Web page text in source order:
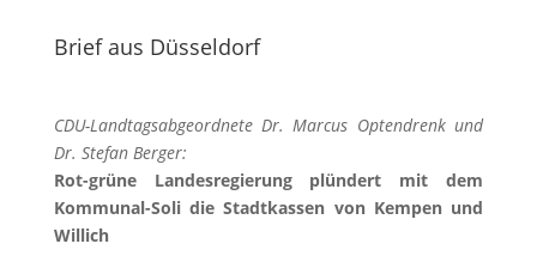
Brief aus Düsseldorf
CDU-Landtagsabgeordnete Dr. Marcus Optendrenk und
Dr. Stefan Berger:
Rot-grüne Landesregierung plündert mit dem
Kommunal-Soli die Stadtkassen von Kempen und
Willich